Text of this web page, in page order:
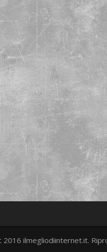
ilmegliodiinternet.it.